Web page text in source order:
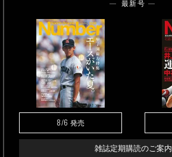
最新号
8/6 発売
雑誌定期購読のご案内